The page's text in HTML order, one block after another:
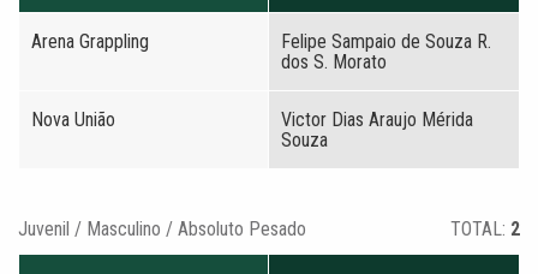
Arena Grappling
Felipe Sampaio de Souza R.
dos S. Morato
Nova União
Victor Dias Araujo Mérida
Souza
Juvenil / Masculino / Absoluto Pesado TOTAL: 2